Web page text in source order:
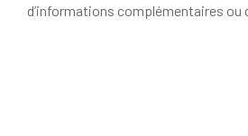
d’informations complémentaires ou